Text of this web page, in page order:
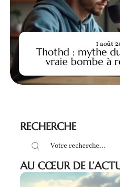
Thothd : mythe
vraie bombe à
1 août
RECHERCHE
AU CŒUR DE